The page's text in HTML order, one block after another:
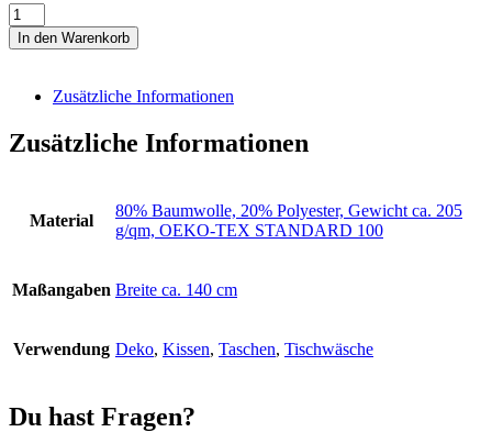
Canvas
natur
mit
Mohnblumen
Menge
In den Warenkorb
Zusätzliche Informationen
Zusätzliche Informationen
Material
80% Baumwolle, 20% Polyester, Gewicht ca. 205
g/qm, OEKO-TEX STANDARD 100
Maßangaben Breite ca. 140 cm
Verwendung Deko, Kissen, Taschen, Tischwäsche
Du hast Fragen?